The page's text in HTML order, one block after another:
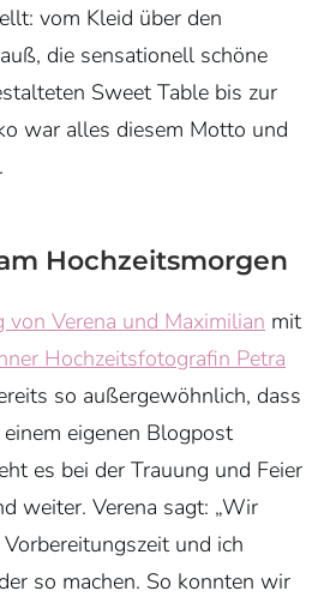
vom Kleid über den
die sensationell schöne
Sweet Table bis zur
war alles diesem Motto und
Hochzeitsmorgen
von Verena und Maximilian mit
Hochzeitsfotografin Petra
so außergewöhnlich, dass
eigenen Blogpost
es bei der Trauung und Feier
weiter. Verena sagt: „Wir
und ich
so machen. So konnten wir